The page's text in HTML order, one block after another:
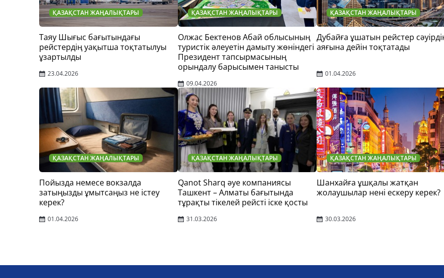
ҚАЗАҚСТАН ЖАҢАЛЫҚТАРЫ
Таяу Шығыс бағытындағы
рейстердің уақытша тоқтатылуы
ұзартылды
23.04.2026
ҚАЗАҚСТАН ЖАҢАЛЫҚТАРЫ
Олжас Бектенов Абай облысының
туристік әлеуетін дамыту жөніндегі
Президент тапсырмасының
орындалу барысымен танысты
09.04.2026
ҚАЗАҚСТАН ЖАҢАЛЫҚТАРЫ
Дубайға ұшатын рейстер
аяғына дейін тоқтатады
01.04.2026
ҚАЗАҚСТАН ЖАҢАЛЫҚТАРЫ
Пойызда немесе вокзалда
затыңызды ұмытсаңыз не істеу
керек?
01.04.2026
ҚАЗАҚСТАН ЖАҢАЛЫҚТАРЫ
Qanot Sharq әуе компаниясы
Ташкент – Алматы бағытында
тұрақты тікелей рейсті іске қосты
31.03.2026
ҚАЗАҚСТАН ЖАҢАЛЫҚТАРЫ
Шанхайға ұшқалы жатқан
жолаушылар нені ескеру керек?
30.03.2026